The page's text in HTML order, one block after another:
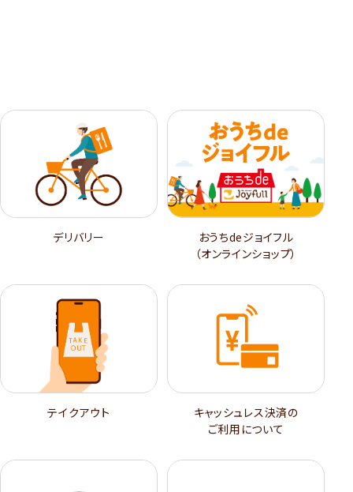
デリバリー
おうちdeジョイフル
（オンラインショップ）
テイクアウト
キャッシュレス決済の
ご利用について